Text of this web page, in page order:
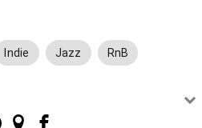
Indie Jazz RnB